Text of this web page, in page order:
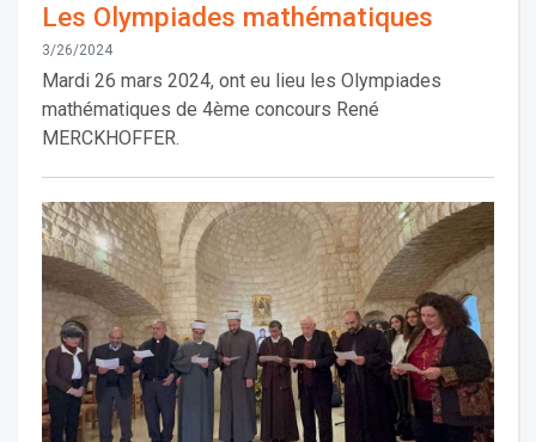
Les Olympiades mathématiques
3/26/2024
Mardi 26 mars 2024, ont eu lieu les Olympiades
mathématiques de 4ème concours René
MERCKHOFFER.